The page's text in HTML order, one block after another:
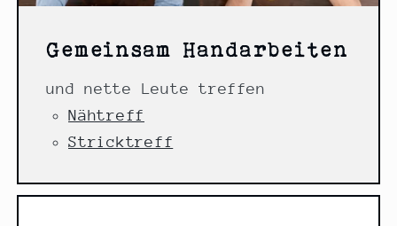
Gemeinsam Handarbeiten
und nette Leute treffen
Nähtreff
Stricktreff